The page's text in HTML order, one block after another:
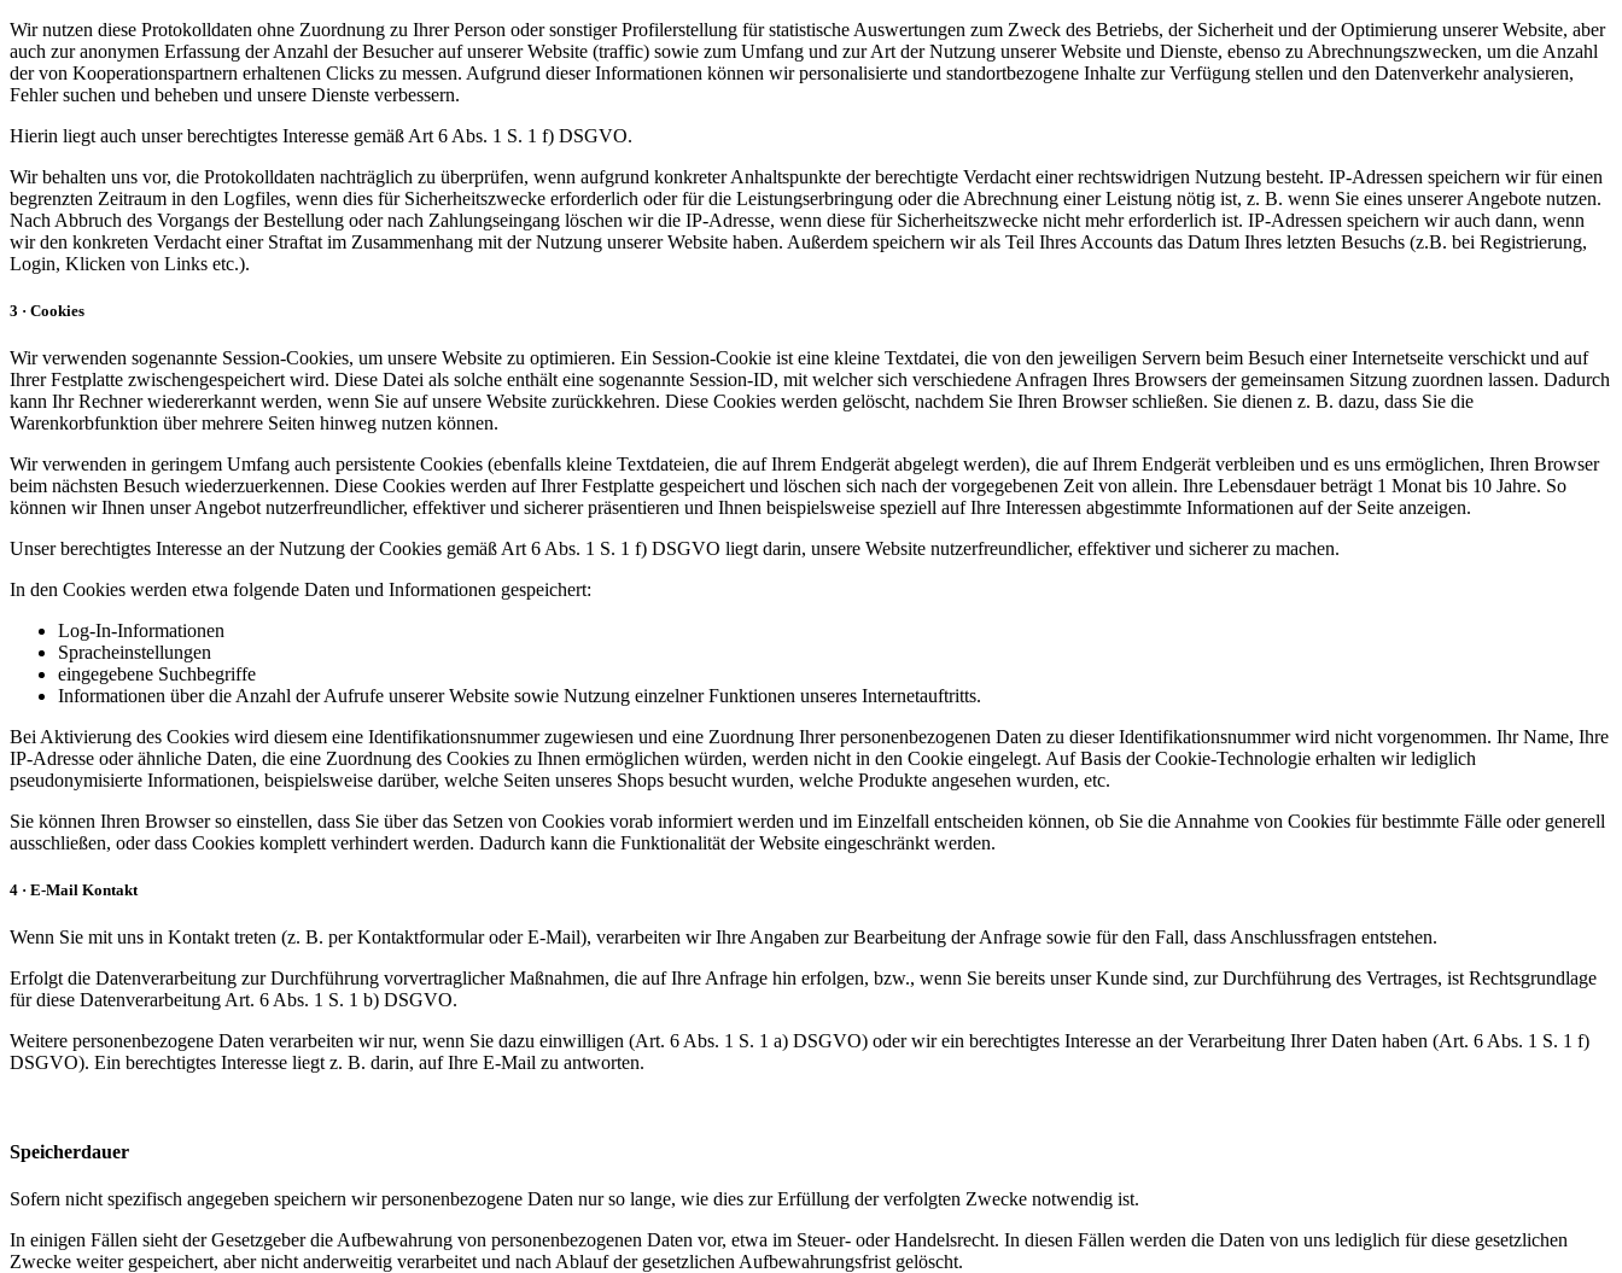
Wir nutzen diese Protokolldaten ohne Zuordnung zu Ihrer Person oder sonstiger Profilerstellung für statistische Auswertungen zum Zweck des Betriebs, der Sicherheit und der Optimierung unserer Website, aber
auch zur anonymen Erfassung der Anzahl der Besucher auf unserer Website (traffic) sowie zum Umfang und zur Art der Nutzung unserer Website und Dienste, ebenso zu Abrechnungszwecken, um die Anzahl
der von Kooperationspartnern erhaltenen Clicks zu messen. Aufgrund dieser Informationen können wir personalisierte und standortbezogene Inhalte zur Verfügung stellen und den Datenverkehr analysieren,
Fehler suchen und beheben und unsere Dienste verbessern.
Hierin liegt auch unser berechtigtes Interesse gemäß Art 6 Abs. 1 S. 1 f) DSGVO.
Wir behalten uns vor, die Protokolldaten nachträglich zu überprüfen, wenn aufgrund konkreter Anhaltspunkte der berechtigte Verdacht einer rechtswidrigen Nutzung besteht. IP-Adressen speichern wir für einen
begrenzten Zeitraum in den Logfiles, wenn dies für Sicherheitszwecke erforderlich oder für die Leistungserbringung oder die Abrechnung einer Leistung nötig ist, z. B. wenn Sie eines unserer Angebote nutzen.
Nach Abbruch des Vorgangs der Bestellung oder nach Zahlungseingang löschen wir die IP-Adresse, wenn diese für Sicherheitszwecke nicht mehr erforderlich ist. IP-Adressen speichern wir auch dann, wenn
wir den konkreten Verdacht einer Straftat im Zusammenhang mit der Nutzung unserer Website haben. Außerdem speichern wir als Teil Ihres Accounts das Datum Ihres letzten Besuchs (z.B. bei Registrierung,
Login, Klicken von Links etc.).
3 · Cookies
Wir verwenden sogenannte Session-Cookies, um unsere Website zu optimieren. Ein Session-Cookie ist eine kleine Textdatei, die von den jeweiligen Servern beim Besuch einer Internetseite verschickt und auf
Ihrer Festplatte zwischengespeichert wird. Diese Datei als solche enthält eine sogenannte Session-ID, mit welcher sich verschiedene Anfragen Ihres Browsers der gemeinsamen Sitzung zuordnen lassen. Dadurch
kann Ihr Rechner wiedererkannt werden, wenn Sie auf unsere Website zurückkehren. Diese Cookies werden gelöscht, nachdem Sie Ihren Browser schließen. Sie dienen z. B. dazu, dass Sie die
Warenkorbfunktion über mehrere Seiten hinweg nutzen können.
Wir verwenden in geringem Umfang auch persistente Cookies (ebenfalls kleine Textdateien, die auf Ihrem Endgerät abgelegt werden), die auf Ihrem Endgerät verbleiben und es uns ermöglichen, Ihren Browser
beim nächsten Besuch wiederzuerkennen. Diese Cookies werden auf Ihrer Festplatte gespeichert und löschen sich nach der vorgegebenen Zeit von allein. Ihre Lebensdauer beträgt 1 Monat bis 10 Jahre. So
können wir Ihnen unser Angebot nutzerfreundlicher, effektiver und sicherer präsentieren und Ihnen beispielsweise speziell auf Ihre Interessen abgestimmte Informationen auf der Seite anzeigen.
Unser berechtigtes Interesse an der Nutzung der Cookies gemäß Art 6 Abs. 1 S. 1 f) DSGVO liegt darin, unsere Website nutzerfreundlicher, effektiver und sicherer zu machen.
In den Cookies werden etwa folgende Daten und Informationen gespeichert:
Log-In-Informationen
Spracheinstellungen
eingegebene Suchbegriffe
Informationen über die Anzahl der Aufrufe unserer Website sowie Nutzung einzelner Funktionen unseres Internetauftritts.
Bei Aktivierung des Cookies wird diesem eine Identifikationsnummer zugewiesen und eine Zuordnung Ihrer personenbezogenen Daten zu dieser Identifikationsnummer wird nicht vorgenommen. Ihr Name, Ihre
IP-Adresse oder ähnliche Daten, die eine Zuordnung des Cookies zu Ihnen ermöglichen würden, werden nicht in den Cookie eingelegt. Auf Basis der Cookie-Technologie erhalten wir lediglich
pseudonymisierte Informationen, beispielsweise darüber, welche Seiten unseres Shops besucht wurden, welche Produkte angesehen wurden, etc.
Sie können Ihren Browser so einstellen, dass Sie über das Setzen von Cookies vorab informiert werden und im Einzelfall entscheiden können, ob Sie die Annahme von Cookies für bestimmte Fälle oder generell
ausschließen, oder dass Cookies komplett verhindert werden. Dadurch kann die Funktionalität der Website eingeschränkt werden.
4 · E-Mail Kontakt
Wenn Sie mit uns in Kontakt treten (z. B. per Kontaktformular oder E-Mail), verarbeiten wir Ihre Angaben zur Bearbeitung der Anfrage sowie für den Fall, dass Anschlussfragen entstehen.
Erfolgt die Datenverarbeitung zur Durchführung vorvertraglicher Maßnahmen, die auf Ihre Anfrage hin erfolgen, bzw., wenn Sie bereits unser Kunde sind, zur Durchführung des Vertrages, ist Rechtsgrundlage
für diese Datenverarbeitung Art. 6 Abs. 1 S. 1 b) DSGVO.
Weitere personenbezogene Daten verarbeiten wir nur, wenn Sie dazu einwilligen (Art. 6 Abs. 1 S. 1 a) DSGVO) oder wir ein berechtigtes Interesse an der Verarbeitung Ihrer Daten haben (Art. 6 Abs. 1 S. 1 f)
DSGVO). Ein berechtigtes Interesse liegt z. B. darin, auf Ihre E-Mail zu antworten.
Speicherdauer
Sofern nicht spezifisch angegeben speichern wir personenbezogene Daten nur so lange, wie dies zur Erfüllung der verfolgten Zwecke notwendig ist.
In einigen Fällen sieht der Gesetzgeber die Aufbewahrung von personenbezogenen Daten vor, etwa im Steuer- oder Handelsrecht. In diesen Fällen werden die Daten von uns lediglich für diese gesetzlichen
Zwecke weiter gespeichert, aber nicht anderweitig verarbeitet und nach Ablauf der gesetzlichen Aufbewahrungsfrist gelöscht.